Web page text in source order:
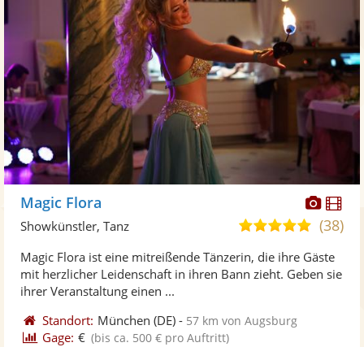
Fotos
Magic Flora
5,0
5
(38)
Showkünstler, Tanz
Magic Flora ist eine mitreißende Tänzerin, die ihre Gäste
mit herzlicher Leidenschaft in ihren Bann zieht. Geben sie
ihrer Veranstaltung einen ...
Standort: München (DE) - 57 km von Augsburg
Gage: € (bis ca. 500 € pro Auftritt)